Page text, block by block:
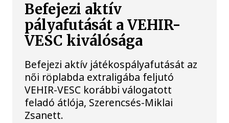
Befejezi aktív
pályafutását a VEHIR-
VESC kiválósága
Befejezi aktív játékospályafutását az
női röplabda extraligába feljutó
VEHIR-VESC korábbi válogatott
feladó átlója, Szerencsés-Miklai
Zsanett.